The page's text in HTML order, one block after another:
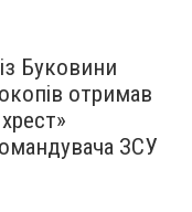
Буковини
отримав
ЗСУ